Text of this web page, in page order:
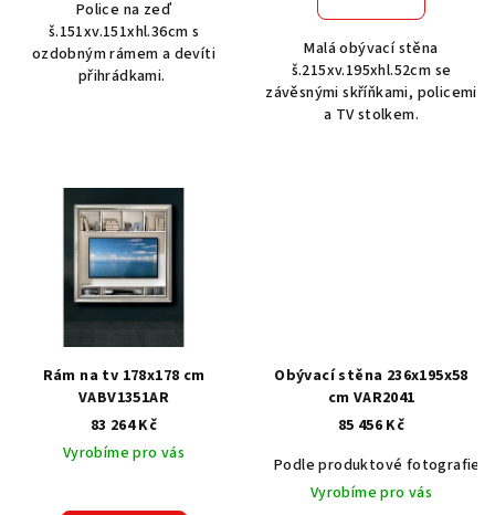
Police na zeď
š.151xv.151xhl.36cm s
ozdobným rámem a devíti
přihrádkami.
Malá obývací stěna
š.215xv.195xhl.52cm se
závěsnými skříňkami, policemi
a TV stolkem.
Rám na tv 178x178 cm
VABV1351AR
83 264 Kč
Vyrobíme pro vás
Obývací stěna 236x195x58
cm VAR2041
85 456 Kč
Podle produktové fotografie
Vyrobíme pro vás